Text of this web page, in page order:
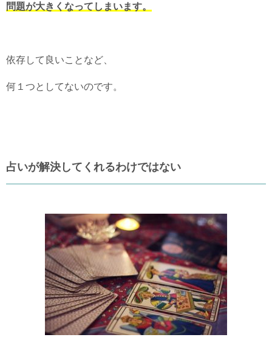
問題が大きくなってしまいます。
依存して良いことなど、
何１つとしてないのです。
占いが解決してくれるわけではない